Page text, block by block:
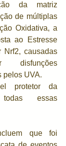
da matriz
de múltiplas
Oxidativa, a
ao Estresse
Nrf2, causadas
disfunções
pelos UVA.
protetor da
essas
que foi